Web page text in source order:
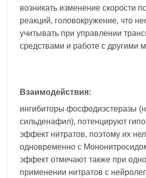
возникать изменение скорости
реакций, головокружение, что
учитывать при управлении
средствами и работе с другими
Взаимодействия:
ингибиторы фосфодиэстеразы
сильденафил), потенцируют
эффект нитратов, поэтому их
одновременно с
эффект отмечают также при
применении нитратов с